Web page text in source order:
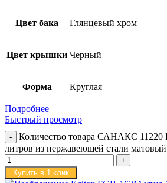
Цвет бака Глянцевый хром
Цвет крышки Черный
Форма Круглая
Подробнее
Быстрый просмотр
Количество товара САНАКС 11220
литров из нержавеющей стали матовый
Купить в 1 клик